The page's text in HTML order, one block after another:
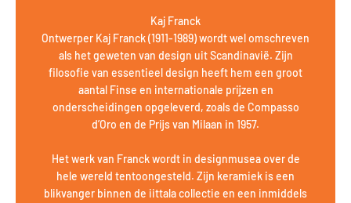
Kaj Franck
Ontwerper Kaj Franck (1911-1989) wordt wel omschreven
als het geweten van design uit Scandinavië. Zijn
filosofie van essentieel design heeft hem een groot
aantal Finse en internationale prijzen en
onderscheidingen opgeleverd, zoals de Compasso
d’Oro en de Prijs van Milaan in 1957.
Het werk van Franck wordt in designmusea over de
hele wereld tentoongesteld. Zijn keramiek is een
blikvanger binnen de iittala collectie en een inmiddels